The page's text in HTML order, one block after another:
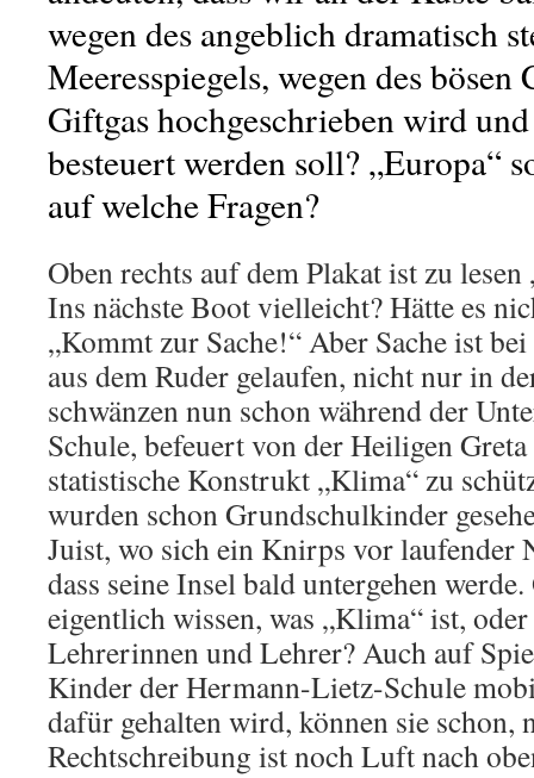
wegen des angeblich dramatisch
Meeresspiegels, wegen des bösen
Giftgas hochgeschrieben wird
besteuert werden soll? „Europa“
auf welche Fragen?
Oben rechts auf dem Plakat ist zu
Ins nächste Boot vielleicht? Hätte es
„Kommt zur Sache!“ Aber Sache ist
aus dem Ruder gelaufen, nicht nur in
schwänzen nun schon während der
Schule, befeuert von der Heiligen Greta
statistische Konstrukt „Klima“ zu
wurden schon Grundschulkinder
Juist, wo sich ein Knirps vor laufender
dass seine Insel bald untergehen
eigentlich wissen, was „Klima“ ist,
Lehrerinnen und Lehrer? Auch auf
Kinder der Hermann-Lietz-Schule
dafür gehalten wird, können sie schon,
Rechtschreibung ist noch Luft nach